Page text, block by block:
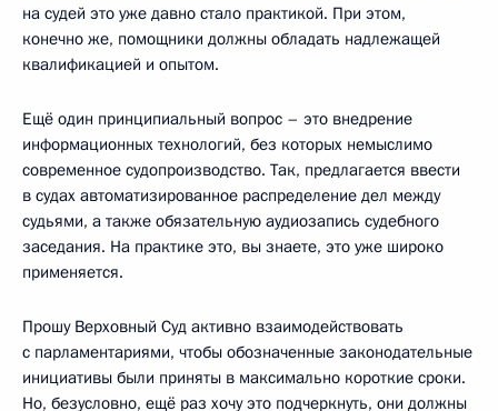
на судей это уже давно стало практикой. При этом,
конечно же, помощники должны обладать надлежащей
квалификацией и опытом.
Ещё один принципиальный вопрос – это внедрение
информационных технологий, без которых немыслимо
современное судопроизводство. Так, предлагается ввести
в судах автоматизированное распределение дел между
судьями, а также обязательную аудиозапись судебного
заседания. На практике это, вы знаете, это уже широко
применяется.
Прошу Верховный Суд активно взаимодействовать
с парламентариями, чтобы обозначенные законодательные
инициативы были приняты в максимально короткие сроки.
Но, безусловно, ещё раз хочу это подчеркнуть, они должны